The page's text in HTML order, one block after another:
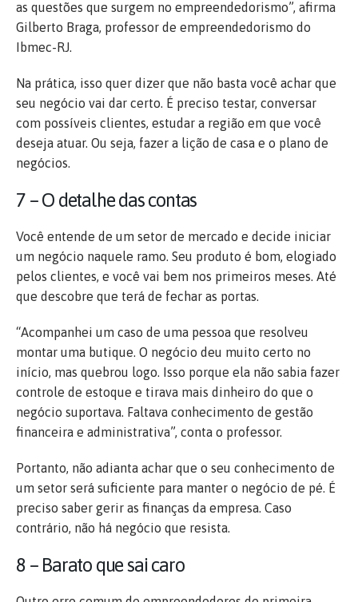
as questões que surgem no empreendedorismo”, afirma
Gilberto Braga, professor de empreendedorismo do
Ibmec-RJ.
Na prática, isso quer dizer que não basta você achar que
seu negócio vai dar certo. É preciso testar, conversar
com possíveis clientes, estudar a região em que você
deseja atuar. Ou seja, fazer a lição de casa e o plano de
negócios.
7 – O detalhe das contas
Você entende de um setor de mercado e decide iniciar
um negócio naquele ramo. Seu produto é bom, elogiado
pelos clientes, e você vai bem nos primeiros meses. Até
que descobre que terá de fechar as portas.
“Acompanhei um caso de uma pessoa que resolveu
montar uma butique. O negócio deu muito certo no
início, mas quebrou logo. Isso porque ela não sabia fazer
controle de estoque e tirava mais dinheiro do que o
negócio suportava. Faltava conhecimento de gestão
financeira e administrativa”, conta o professor.
Portanto, não adianta achar que o seu conhecimento de
um setor será suficiente para manter o negócio de pé. É
preciso saber gerir as finanças da empresa. Caso
contrário, não há negócio que resista.
8 – Barato que sai caro